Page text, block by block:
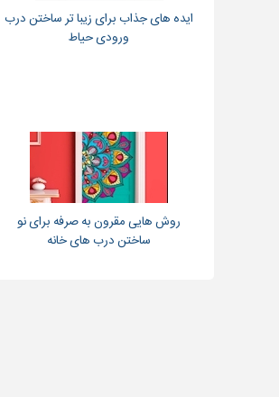
ایده های جذاب برای زیبا تر ساختن درب
ورودی حیاط
روش هایی مقرون به صرفه برای نو
ساختن درب های خانه